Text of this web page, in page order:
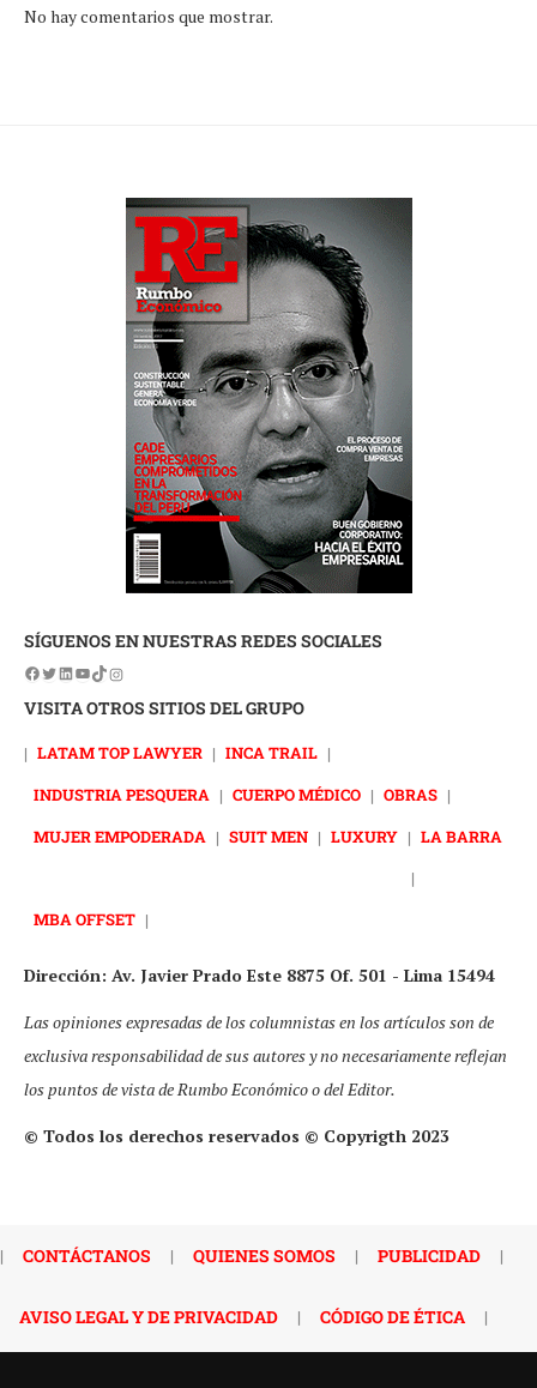
No hay comentarios que mostrar.
SÍGUENOS EN NUESTRAS REDES SOCIALES
VISITA OTROS SITIOS DEL GRUPO
| LATAM TOP LAWYER | INCA TRAIL |
INDUSTRIA PESQUERA | CUERPO MÉDICO | OBRAS |
MUJER EMPODERADA | SUIT MEN | LUXURY | LA BARRA
|
MBA OFFSET |
Dirección: Av. Javier Prado Este 8875 Of. 501 - Lima 15494
Las opiniones expresadas de los columnistas en los artículos son de
exclusiva responsabilidad de sus autores y no necesariamente reflejan
los puntos de vista de Rumbo Económico o del Editor.
© Todos los derechos reservados © Copyrigth 2023
| CONTÁCTANOS | QUIENES SOMOS | PUBLICIDAD |
AVISO LEGAL Y DE PRIVACIDAD | CÓDIGO DE ÉTICA |